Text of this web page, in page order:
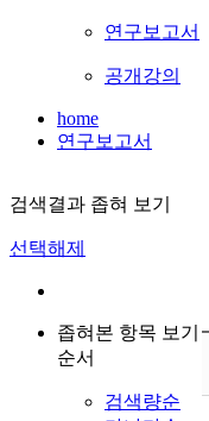
연구보고서
공개강의
home
연구보고서
검색결과 좁혀 보기
선택해제
좁혀본 항목 보기
순서
검색량순